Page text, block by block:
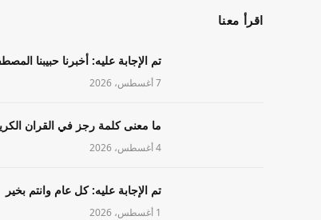
اقرأ معنا
تم الإجابة عليه: أخبرنا حبيبنا
7 أغسطس، 2026
ما معنى كلمة رجز في القران
4 أغسطس، 2026
تم الإجابة عليه: كل عام وانتم بخير
1 أغسطس، 2026